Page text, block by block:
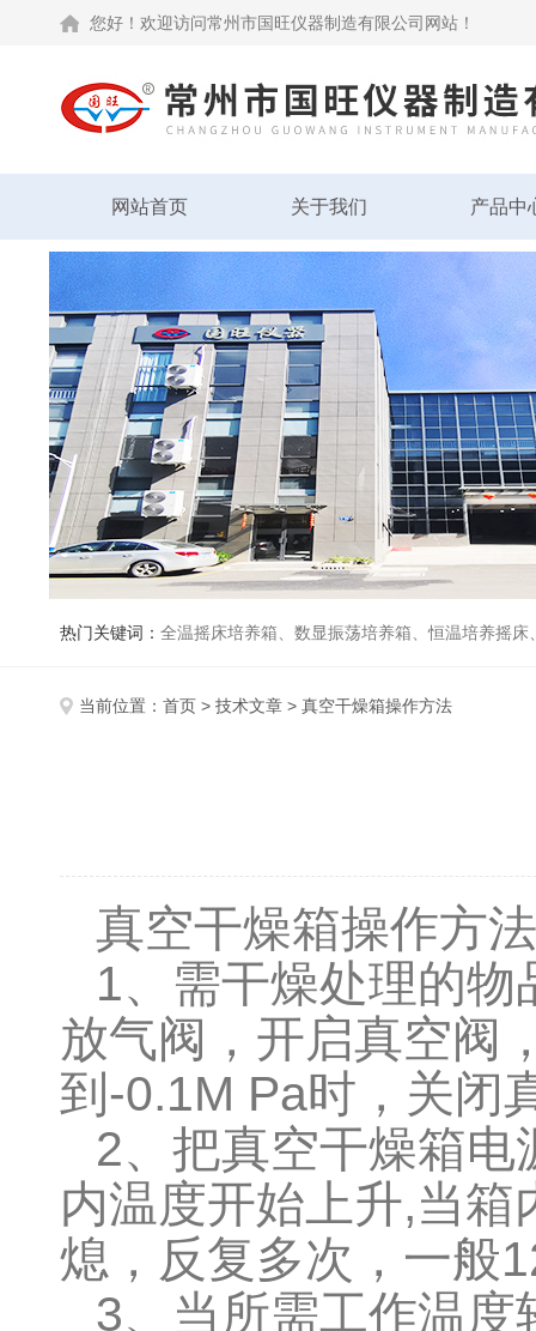
您好！欢迎访问常州市国旺仪器制造有限公司网站！
网站首页 关于我们 产品中
热门关键词： 全温摇床培养箱、数显振荡培养箱、恒温培养摇
当前位置： 首页 > 技术文章 > 真空干燥箱操作方法
真空干燥箱操作方法
1、需干燥处理的
放气阀，开启真空阀
到 -0.1M Pa时，关闭
2、把真空干燥箱电
内温度开始上升,当箱
熄，反复多次，一般
3、当所需工作温